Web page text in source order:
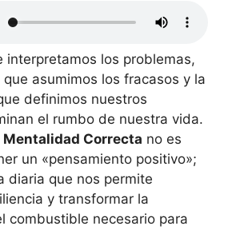
interpretamos los problemas,
asumimos los fracasos y la
definimos nuestros
el rumbo de nuestra vida.
Mentalidad Correcta no es
un «pensamiento positivo»;
diaria que nos permite
y transformar la
combustible necesario para